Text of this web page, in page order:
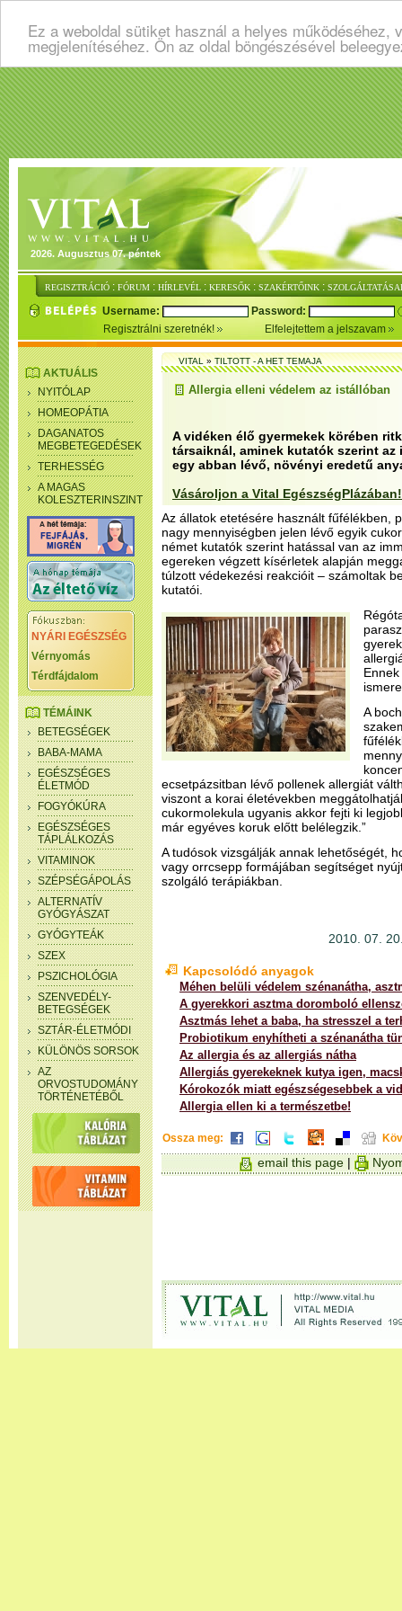
Ez a weboldal sütiket használ a helyes
megjelenítéséhez. Ön az oldal böngészésével
2026. Augusztus 07. péntek
REGISZTRÁCIÓ : FÓRUM : HÍRLEVÉL : KERESŐK : SZAKÉRTŐINK :
Username:
Password:
Regisztrálni szeretnék!
Elfelejtettem a jelszavam
AKTUÁLIS
NYITÓLAP
HOMEOPÁTIA
DAGANATOS
MEGBETEGEDÉSEK
TERHESSÉG
A MAGAS
KOLESZTERINSZINT
NYÁRI EGÉSZSÉG
Vérnyomás
Térdfájdalom
TÉMÁINK
BETEGSÉGEK
BABA-MAMA
EGÉSZSÉGES
ÉLETMÓD
FOGYÓKÚRA
EGÉSZSÉGES
TÁPLÁLKOZÁS
VITAMINOK
SZÉPSÉGÁPOLÁS
ALTERNATÍV
GYÓGYÁSZAT
GYÓGYTEÁK
SZEX
PSZICHOLÓGIA
SZENVEDÉLY-
BETEGSÉGEK
SZTÁR-ÉLETMÓDI
KÜLÖNÖS SORSOK
AZ
ORVOSTUDOMÁNY
TÖRTÉNETÉBŐL
VITAL»TILTOTT - A HET TEMAJA
Allergia elleni védelem az istállóban
A vidéken élő gyermekek körében
társaiknál, aminek kutatók szerint
egy abban lévő, növényi eredetű
Vásároljon a Vital EgészségPlázában!
Az állatok etetésére használt fűfélékben,
nagy mennyiségben jelen lévő egyik
német kutatók szerint hatással van az
egereken végzett kísérletek alapján
túlzott védekezési reakcióit – számoltak
kutatói.
A
ecsetpázsitban lévő pollenek allergiát
viszont a korai életévekben
cukormolekula ugyanis akkor fejti ki
már egyéves koruk előtt belélegzik.”
A tudósok vizsgálják annak lehetőségét,
vagy orrcsepp formájában segítséget
szolgáló terápiákban.
2010. 07.
Kapcsolódó anyagok
Méhen belüli védelem szénanátha,
A gyerekkori asztma doromboló
Asztmás lehet a baba, ha stresszel a
Probiotikum enyhítheti a szénanátha
Az allergia és az allergiás nátha
Allergiás gyerekeknek kutya igen,
Kórokozók miatt egészségesebbek a
Allergia ellen ki a természetbe!
Ossza meg:
email this page |